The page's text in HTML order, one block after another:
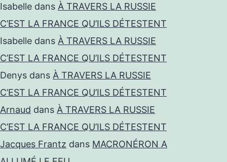
Isabelle dans À TRAVERS LA RUSSIE
C’EST LA FRANCE QU’ILS DÉTESTENT
Isabelle dans À TRAVERS LA RUSSIE
C’EST LA FRANCE QU’ILS DÉTESTENT
Denys dans À TRAVERS LA RUSSIE
C’EST LA FRANCE QU’ILS DÉTESTENT
Arnaud dans À TRAVERS LA RUSSIE
C’EST LA FRANCE QU’ILS DÉTESTENT
Jacques Frantz dans MACRONÉRON A